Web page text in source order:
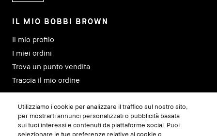
IL MIO BOBBI BROWN
Il mio profilo
I miei ordini
Trova un punto vendita
Traccia il mio ordine
SEGUICI SU
Utilizziamo i cookie per analizzare il traffico sul nostro sito,
per mostrarti annunci personalizzati o pubblicità basata
sui tuoi interessi e contenuti da piattaforme social. Puoi
selezionare le tue preferenze relative ai cookie o